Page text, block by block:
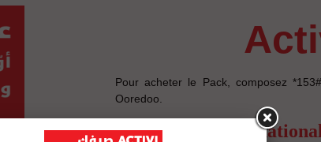
Pour acheter le Pack, composez
Ooredoo.
Remise vers international